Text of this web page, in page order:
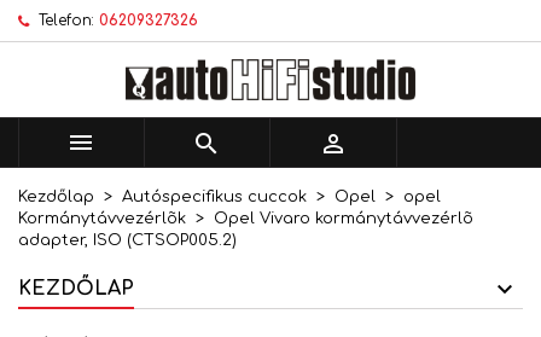
Telefon: 06209327326
  
Kezdőlap Autóspecifikus cuccok Opel
opel
Kormánytávvezérlõk
Opel Vivaro kormánytávvezérlõ
adapter, ISO (CTSOP005.2)
KEZDŐLAP
Kívánságlistáim ×
Új lista létrehozása
Kívánságlista létrehozása ×
Kívánságlista neve
Mégsem
Bejelentkezés ×
történő mentéséhez.
Mégsem Bejelentkezés